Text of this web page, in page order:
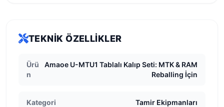
TEKNIK ÖZELLIKLER
Ürü
n
Amaoe U-MTU1 Tablalı Kalıp Seti: MTK & RAM
Reballing İçin
Kategori Tamir Ekipmanları